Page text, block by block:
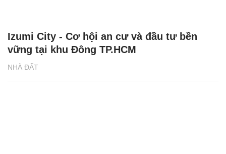
NHÀ ĐẤT
Izumi City - Cơ hội an cư và đầu tư bền
vững tại khu Đông TP.HCM